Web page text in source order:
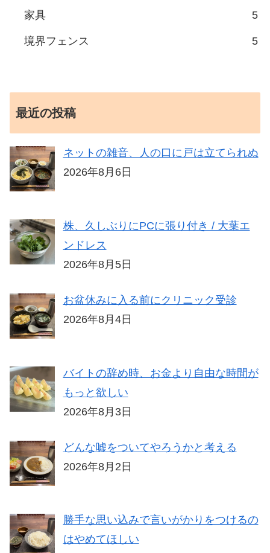
家具 5
境界フェンス 5
最近の投稿
ネットの雑音、人の口に戸は立てられぬ
2026年8月6日
株、久しぶりにPCに張り付き / 大葉エ
ンドレス
2026年8月5日
お盆休みに入る前にクリニック受診
2026年8月4日
バイトの辞め時、お金より自由な時間が
もっと欲しい
2026年8月3日
どんな嘘をついてやろうかと考える
2026年8月2日
勝手な思い込みで言いがかりをつけるの
はやめてほしい